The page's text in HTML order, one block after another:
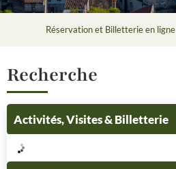
Réservation et Billetterie en ligne
Recherche
Activités, Visites & Billetterie